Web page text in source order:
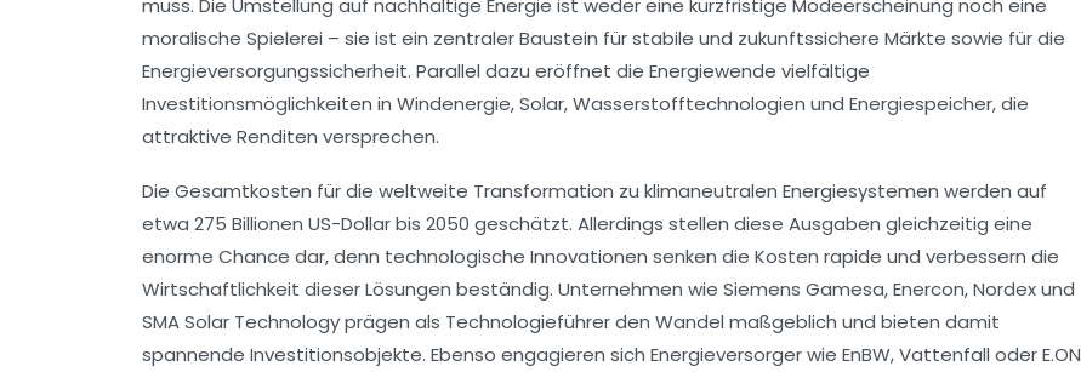
muss. Die Umstellung auf nachhaltige Energie ist weder eine kurzfristige Modeerscheinung noch eine
moralische Spielerei – sie ist ein zentraler Baustein für stabile und zukunftssichere Märkte sowie für die
Energieversorgungssicherheit. Parallel dazu eröffnet die Energiewende vielfältige
Investitionsmöglichkeiten in Windenergie, Solar, Wasserstofftechnologien und Energiespeicher, die
attraktive Renditen versprechen.
Die Gesamtkosten für die weltweite Transformation zu klimaneutralen Energiesystemen werden auf
etwa 275 Billionen US-Dollar bis 2050 geschätzt. Allerdings stellen diese Ausgaben gleichzeitig eine
enorme Chance dar, denn technologische Innovationen senken die Kosten rapide und verbessern die
Wirtschaftlichkeit dieser Lösungen beständig. Unternehmen wie Siemens Gamesa, Enercon, Nordex und
SMA Solar Technology prägen als Technologieführer den Wandel maßgeblich und bieten damit
spannende Investitionsobjekte. Ebenso engagieren sich Energieversorger wie EnBW, Vattenfall oder E.ON